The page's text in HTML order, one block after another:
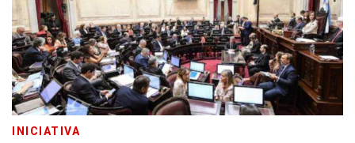
INICIATIVA